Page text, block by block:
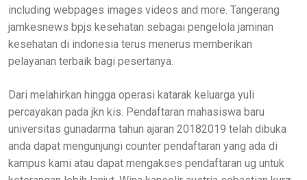
including webpages images videos and more. Tangerang
jamkesnews bpjs kesehatan sebagai pengelola jaminan
kesehatan di indonesia terus menerus memberikan
pelayanan terbaik bagi pesertanya.
Dari melahirkan hingga operasi katarak keluarga yuli
percayakan pada jkn kis. Pendaftaran mahasiswa baru
universitas gunadarma tahun ajaran 20182019 telah dibuka
anda dapat mengunjungi counter pendaftaran yang ada di
kampus kami atau dapat mengakses pendaftaran ug untuk